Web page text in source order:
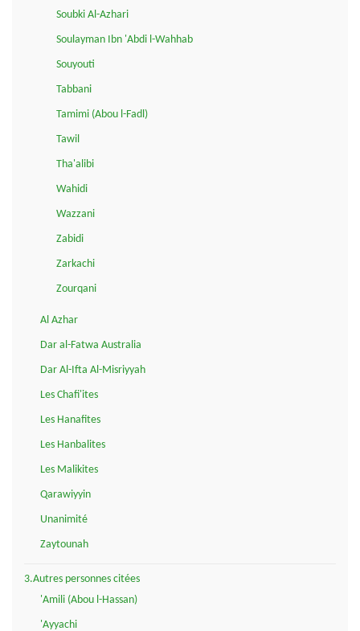
Soubki Al-Azhari
Soulayman Ibn 'Abdi l-Wahhab
Souyouti
Tabbani
Tamimi (Abou l-Fadl)
Tawil
Tha'alibi
Wahidi
Wazzani
Zabidi
Zarkachi
Zourqani
Al Azhar
Dar al-Fatwa Australia
Dar Al-Ifta Al-Misriyyah
Les Chafi'ites
Les Hanafites
Les Hanbalites
Les Malikites
Qarawiyyin
Unanimité
Zaytounah
3.Autres personnes citées
'Amili (Abou l-Hassan)
'Ayyachi